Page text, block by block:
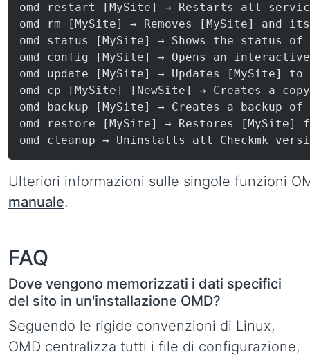
omd restart [MySite] → Restarts all
omd rm [MySite] → Removes [MySite] and
omd status [MySite] → Shows the status
omd config [MySite] → Opens an
omd update [MySite] → Updates [MySite]
omd cp [MySite] [NewSite] → Creates a
omd backup [MySite] → Creates a backup
omd restore [MySite] → Restores [MySite]
omd cleanup → Uninstalls all Checkmk
Ulteriori informazioni sulle singole funzioni
manuale.
FAQ
Dove vengono memorizzati i dati specifici
del sito in un'installazione OMD?
Seguendo le rigide convenzioni di Linux,
OMD centralizza tutti i file di configurazione,